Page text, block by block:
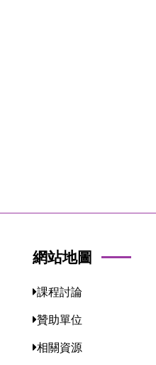
網站地圖
課程討論
贊助單位
相關資源